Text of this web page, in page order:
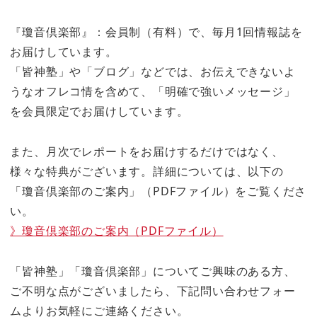
『瓊音倶楽部』：会員制（有料）で、毎月1回情報誌を
お届けしています。
「皆神塾」や「ブログ」などでは、お伝えできないよ
うなオフレコ情を含めて、「明確で強いメッセージ」
を会員限定でお届けしています。
また、月次でレポートをお届けするだけではなく、
様々な特典がございます。詳細については、以下の
「瓊音倶楽部のご案内」（PDFファイル）をご覧くださ
い。
》瓊音倶楽部のご案内（PDFファイル）
「皆神塾」「瓊音倶楽部」についてご興味のある方、
ご不明な点がございましたら、下記問い合わせフォー
ムよりお気軽にご連絡ください。